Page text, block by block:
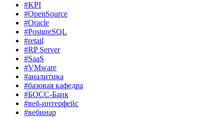
#KPI
#OpenSource
#Oracle
#PostgreSQL
#retail
#RP Server
#SaaS
#VMware
#аналитика
#базовая кафедра
#БОСС-Банк
#веб-интерфейс
#вебинар